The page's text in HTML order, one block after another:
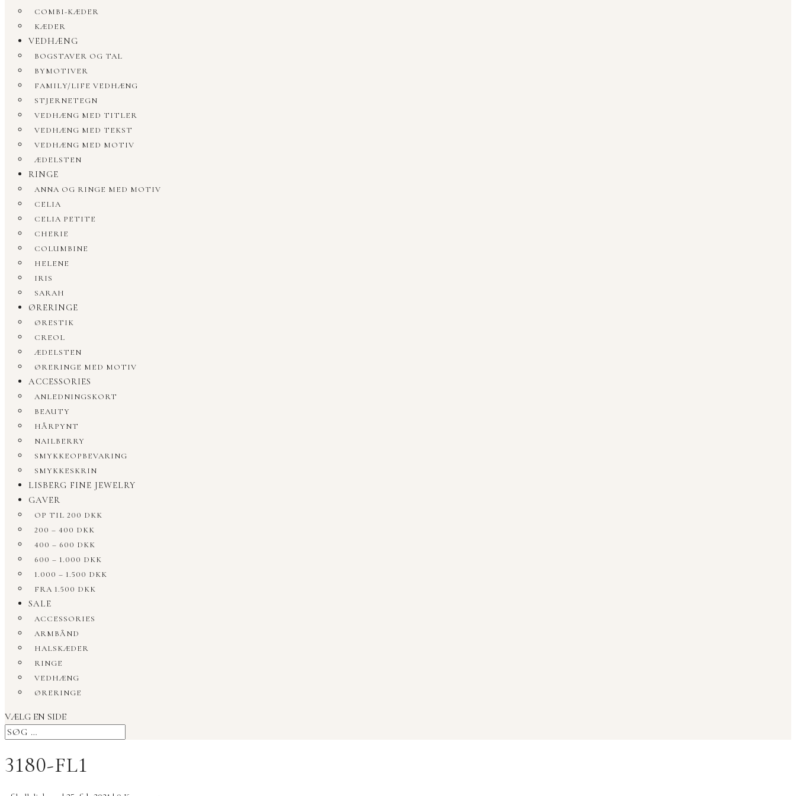
COMBI-KÆDER
KÆDER
VEDHÆNG
BOGSTAVER OG TAL
BYMOTIVER
FAMILY/LIFE VEDHÆNG
STJERNETEGN
VEDHÆNG MED TITLER
VEDHÆNG MED TEKST
VEDHÆNG MED MOTIV
ÆDELSTEN
RINGE
ANNA OG RINGE MED MOTIV
CELIA
CELIA PETITE
CHERIE
COLUMBINE
HELENE
IRIS
SARAH
ØRERINGE
ØRESTIK
CREOL
ÆDELSTEN
ØRERINGE MED MOTIV
ACCESSORIES
ANLEDNINGSKORT
BEAUTY
HÅRPYNT
NAILBERRY
SMYKKEOPBEVARING
SMYKKESKRIN
LISBERG FINE JEWELRY
GAVER
OP TIL 200 DKK
200 – 400 DKK
400 – 600 DKK
600 – 1.000 DKK
1.000 – 1.500 DKK
FRA 1.500 DKK
SALE
ACCESSORIES
ARMBÅND
HALSKÆDER
RINGE
VEDHÆNG
ØRERINGE
VÆLG EN SIDE
3180-FL1